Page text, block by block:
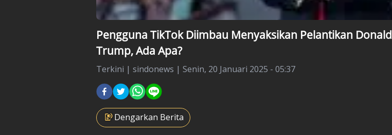
Pengguna TikTok Diimbau Menyaksikan Pelantikan Donald
Trump, Ada Apa?
Terkini | sindonews | Senin, 20 Januari 2025 - 05:37
Dengarkan Berita